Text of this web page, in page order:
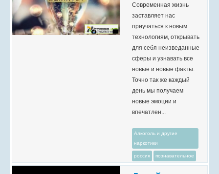
Современная жизнь
заставляет нас
приучаться к новым
технологиям, открывать
для себя неизведанные
сферы и узнавать все
новые и новые факты.
Точно так же каждый
день мы получаем
новые эмоции и
впечатлен...
Алкоголь и другие
наркотики
россия познавательное